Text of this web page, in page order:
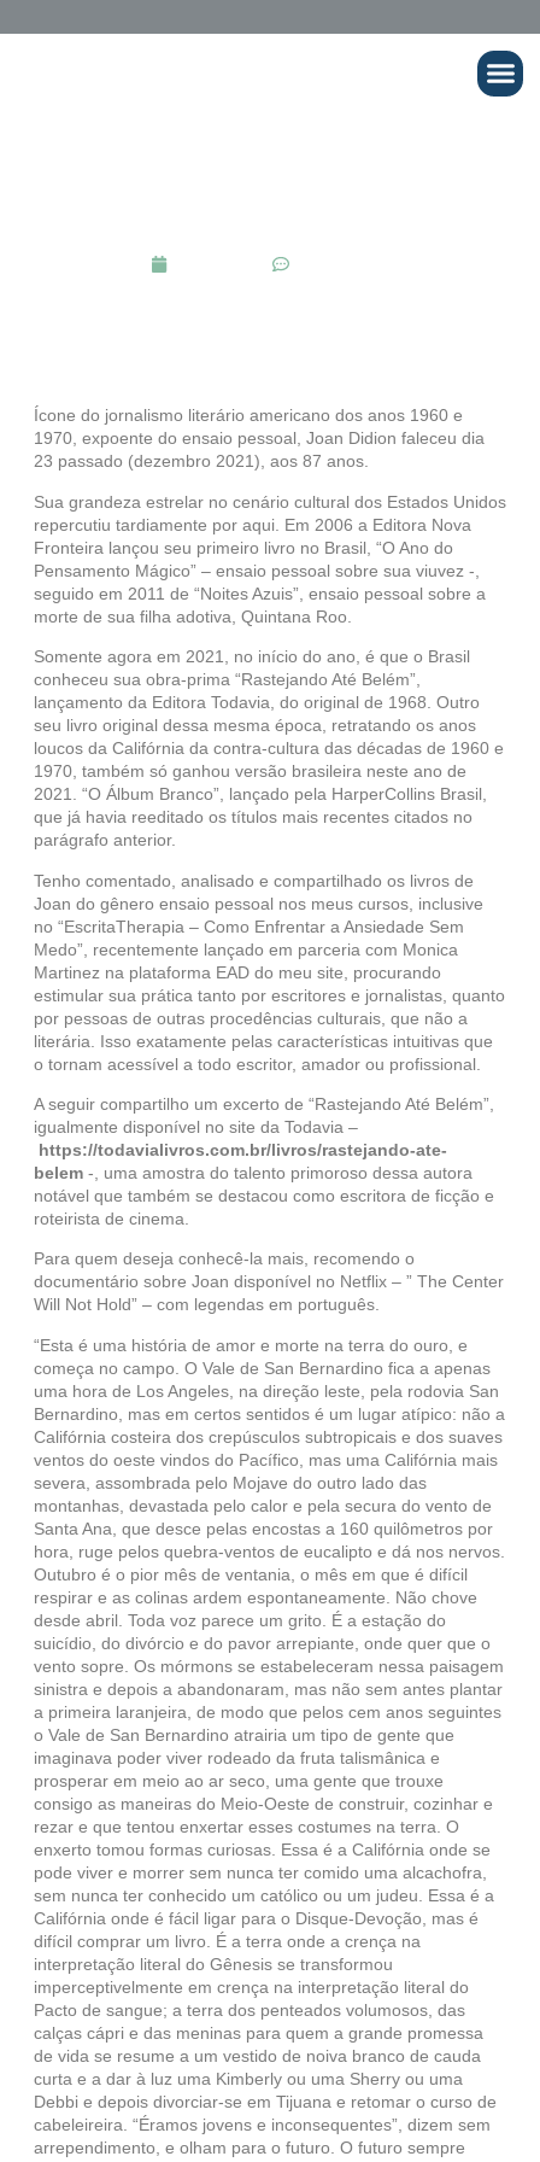
Ícone do jornalismo literário americano dos anos 1960 e
1970, expoente do ensaio pessoal, Joan Didion faleceu dia
23 passado (dezembro 2021), aos 87 anos.
Sua grandeza estrelar no cenário cultural dos Estados Unidos
repercutiu tardiamente por aqui. Em 2006 a Editora Nova
Fronteira lançou seu primeiro livro no Brasil, “O Ano do
Pensamento Mágico” – ensaio pessoal sobre sua viuvez -,
seguido em 2011 de “Noites Azuis”, ensaio pessoal sobre a
morte de sua filha adotiva, Quintana Roo.
Somente agora em 2021, no início do ano, é que o Brasil
conheceu sua obra-prima “Rastejando Até Belém”,
lançamento da Editora Todavia, do original de 1968. Outro
seu livro original dessa mesma época, retratando os anos
loucos da Califórnia da contra-cultura das décadas de 1960 e
1970, também só ganhou versão brasileira neste ano de
2021. “O Álbum Branco”, lançado pela HarperCollins Brasil,
que já havia reeditado os títulos mais recentes citados no
parágrafo anterior.
Tenho comentado, analisado e compartilhado os livros de
Joan do gênero ensaio pessoal nos meus cursos, inclusive
no “EscritaTherapia – Como Enfrentar a Ansiedade Sem
Medo”, recentemente lançado em parceria com Monica
Martinez na plataforma EAD do meu site, procurando
estimular sua prática tanto por escritores e jornalistas, quanto
por pessoas de outras procedências culturais, que não a
literária. Isso exatamente pelas características intuitivas que
o tornam acessível a todo escritor, amador ou profissional.
A seguir compartilho um excerto de “Rastejando Até Belém”,
igualmente disponível no site da Todavia –
https://todavialivros.com.br/livros/rastejando-ate-
belem -, uma amostra do talento primoroso dessa autora
notável que também se destacou como escritora de ficção e
roteirista de cinema.
Para quem deseja conhecê-la mais, recomendo o
documentário sobre Joan disponível no Netflix – ” The Center
Will Not Hold” – com legendas em português.
“Esta é uma história de amor e morte na terra do ouro, e
começa no campo. O Vale de San Bernardino fica a apenas
uma hora de Los Angeles, na direção leste, pela rodovia San
Bernardino, mas em certos sentidos é um lugar atípico: não a
Califórnia costeira dos crepúsculos subtropicais e dos suaves
ventos do oeste vindos do Pacífico, mas uma Califórnia mais
severa, assombrada pelo Mojave do outro lado das
montanhas, devastada pelo calor e pela secura do vento de
Santa Ana, que desce pelas encostas a 160 quilômetros por
hora, ruge pelos quebra-ventos de eucalipto e dá nos nervos.
Outubro é o pior mês de ventania, o mês em que é difícil
respirar e as colinas ardem espontaneamente. Não chove
desde abril. Toda voz parece um grito. É a estação do
suicídio, do divórcio e do pavor arrepiante, onde quer que o
vento sopre. Os mórmons se estabeleceram nessa paisagem
sinistra e depois a abandonaram, mas não sem antes plantar
a primeira laranjeira, de modo que pelos cem anos seguintes
o Vale de San Bernardino atrairia um tipo de gente que
imaginava poder viver rodeado da fruta talismânica e
prosperar em meio ao ar seco, uma gente que trouxe
consigo as maneiras do Meio-Oeste de construir, cozinhar e
rezar e que tentou enxertar esses costumes na terra. O
enxerto tomou formas curiosas. Essa é a Califórnia onde se
pode viver e morrer sem nunca ter comido uma alcachofra,
sem nunca ter conhecido um católico ou um judeu. Essa é a
Califórnia onde é fácil ligar para o Disque-Devoção, mas é
difícil comprar um livro. É a terra onde a crença na
interpretação literal do Gênesis se transformou
imperceptivelmente em crença na interpretação literal do
Pacto de sangue; a terra dos penteados volumosos, das
calças cápri e das meninas para quem a grande promessa
de vida se resume a um vestido de noiva branco de cauda
curta e a dar à luz uma Kimberly ou uma Sherry ou uma
Debbi e depois divorciar-se em Tijuana e retomar o curso de
cabeleireira. “Éramos jovens e inconsequentes”, dizem sem
arrependimento, e olham para o futuro. O futuro sempre